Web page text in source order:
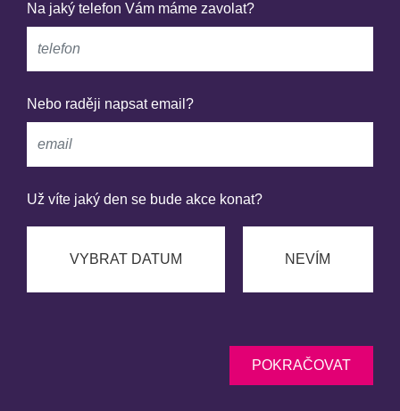
Na jaký telefon Vám máme zavolat?
Nebo raději napsat email?
Už víte jaký den se bude akce konat?
VYBRAT DATUM NEVÍM
POKRAČOVAT